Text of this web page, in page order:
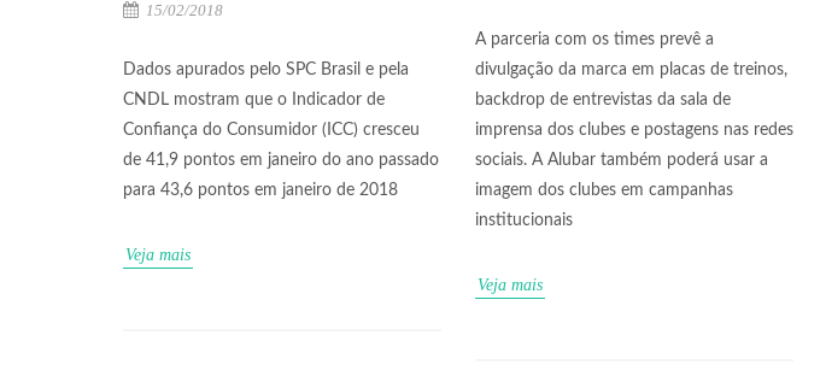
15/02/2018
Dados apurados pelo SPC Brasil e pela
CNDL mostram que o Indicador de
Confiança do Consumidor (ICC) cresceu
de 41,9 pontos em janeiro do ano passado
para 43,6 pontos em janeiro de 2018
Veja mais
A parceria com os times prevê a
divulgação da marca em placas de treinos,
backdrop de entrevistas da sala de
imprensa dos clubes e postagens nas redes
sociais. A Alubar também poderá usar a
imagem dos clubes em campanhas
institucionais
Veja mais